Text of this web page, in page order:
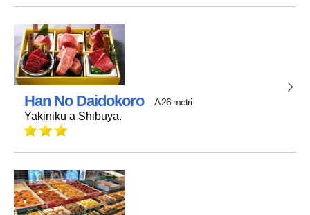
Han No Daidokoro A 26 metri
Yakiniku a Shibuya.